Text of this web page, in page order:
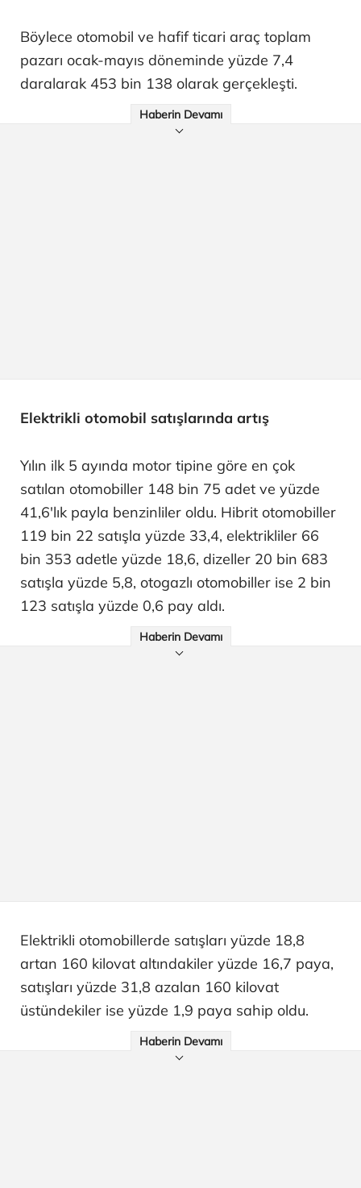
Böylece otomobil ve hafif ticari araç toplam
pazarı ocak-mayıs döneminde yüzde 7,4
daralarak 453 bin 138 olarak gerçekleşti.
Haberin Devamı
Elektrikli otomobil satışlarında artış
Yılın ilk 5 ayında motor tipine göre en çok
satılan otomobiller 148 bin 75 adet ve yüzde
41,6'lık payla benzinliler oldu. Hibrit otomobiller
119 bin 22 satışla yüzde 33,4, elektrikliler 66
bin 353 adetle yüzde 18,6, dizeller 20 bin 683
satışla yüzde 5,8, otogazlı otomobiller ise 2 bin
123 satışla yüzde 0,6 pay aldı.
Haberin Devamı
Elektrikli otomobillerde satışları yüzde 18,8
artan 160 kilovat altındakiler yüzde 16,7 paya,
satışları yüzde 31,8 azalan 160 kilovat
üstündekiler ise yüzde 1,9 paya sahip oldu.
Haberin Devamı